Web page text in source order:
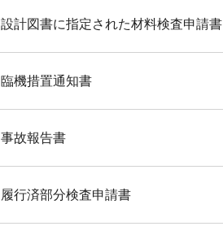
設計図書に指定された材料検査申請書
臨機措置通知書
事故報告書
履行済部分検査申請書